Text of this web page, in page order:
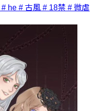
# he # 古風 # 18禁 # 微虐